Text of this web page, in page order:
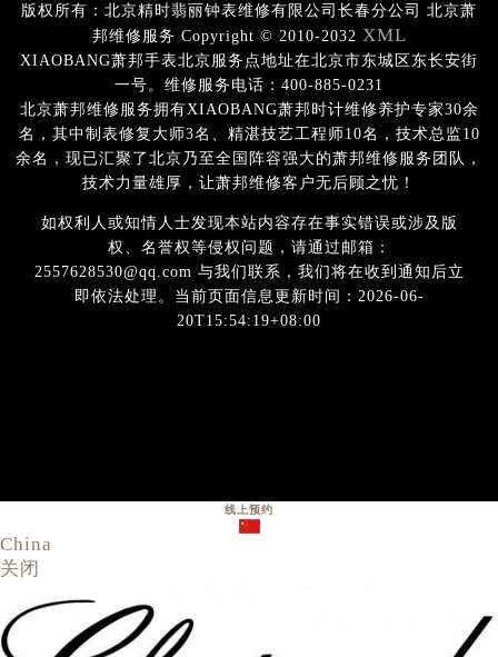
版权所有：北京精时翡丽钟表维修有限公司长春分公司 北京萧
邦维修服务 Copyright © 2010-2032 XML
XIAOBANG萧邦手表北京服务点地址在北京市东城区东长安街
一号。维修服务电话：400-885-0231
北京萧邦维修服务拥有XIAOBANG萧邦时计维修养护专家30余
名，其中制表修复大师3名、精湛技艺工程师10名，技术总监10
余名，现已汇聚了北京乃至全国阵容强大的萧邦维修服务团队，
技术力量雄厚，让萧邦维修客户无后顾之忧！
如权利人或知情人士发现本站内容存在事实错误或涉及版
权、名誉权等侵权问题，请通过邮箱：
2557628530@qq.com 与我们联系，我们将在收到通知后立
即依法处理。当前页面信息更新时间：2026-06-
20T15:54:19+08:00
线上预约
China
关闭